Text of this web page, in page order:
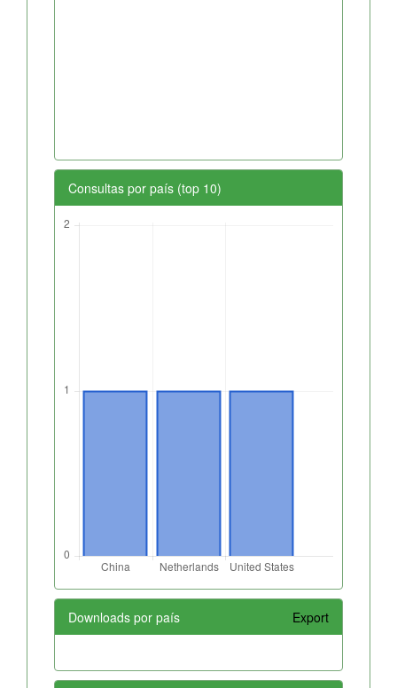
Consultas por país (top 10)
Downloads por país Export